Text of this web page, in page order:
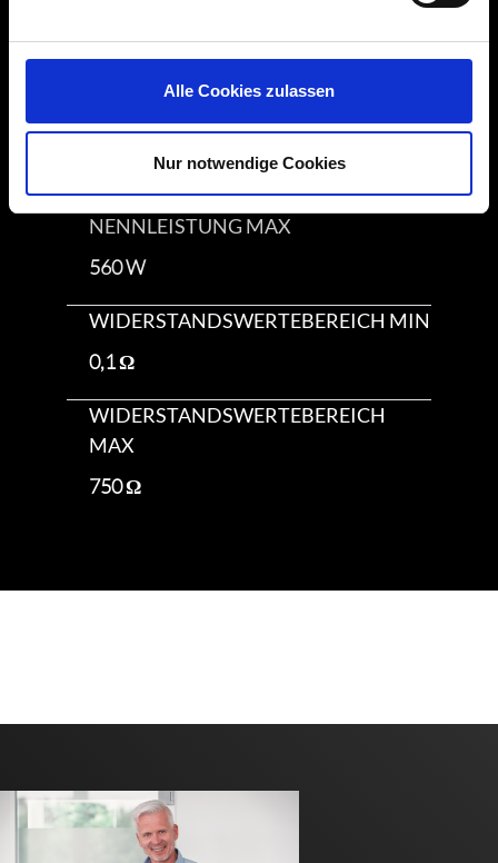
Alle Cookies zulassen
Nur notwendige Cookies
TOLERANZ MAX ±
NENNLEISTUNG MIN
NENNLEISTUNG MAX
560 W
WIDERSTANDSWERTEBEREICH MIN
0,1 Ω
WIDERSTANDSWERTEBEREICH
MAX
750 Ω